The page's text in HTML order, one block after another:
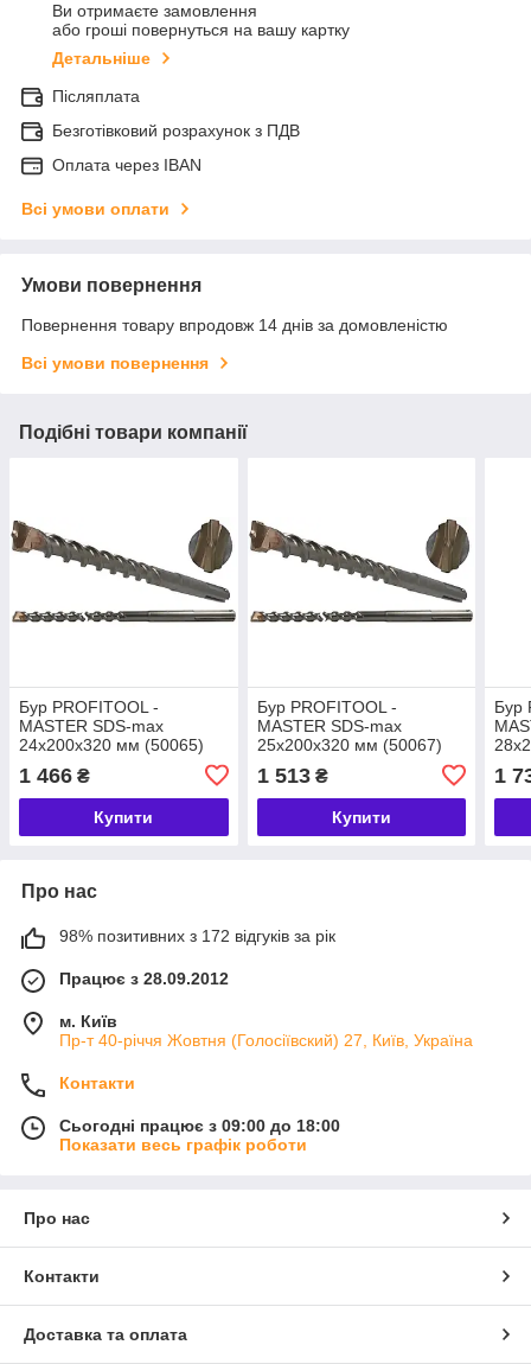
Ви отримаєте замовлення
або гроші повернуться на вашу картку
Детальніше
Післяплата
Безготівковий розрахунок з ПДВ
Оплата через IBAN
Всі умови оплати
Умови повернення
Повернення товару впродовж 14 днів за домовленістю
Всі умови повернення
Подібні товари компанії
Бур PROFITOOL -
MASTER SDS-max
24х200х320 мм (50065)
1 466 ₴
Купити
Бур PROFITOOL -
MASTER SDS-max
25х200х320 мм (50067)
1 513₴
Купити
Бур
1
Про нас
98% позитивних з 172 відгуків за рік
Працює з 28.09.2012
м. Київ
Пр-т 40-річчя Жовтня (Голосіївский) 27, Київ, Україна
Контакти
Сьогодні працює з 09:00 до 18:00
Показати весь графік роботи
Про нас
Контакти
Доставка та оплата